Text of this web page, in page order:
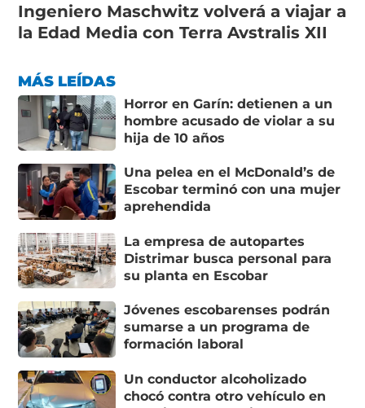
Ingeniero Maschwitz volverá a viajar a
la Edad Media con Terra Avstralis XII
MÁS LEÍDAS
Horror en Garín: detienen a un
hombre acusado de violar a su
hija de 10 años
Una pelea en el McDonald’s de
Escobar terminó con una mujer
aprehendida
La empresa de autopartes
Distrimar busca personal para
su planta en Escobar
Jóvenes escobarenses podrán
sumarse a un programa de
formación laboral
Un conductor alcoholizado
chocó contra otro vehículo en